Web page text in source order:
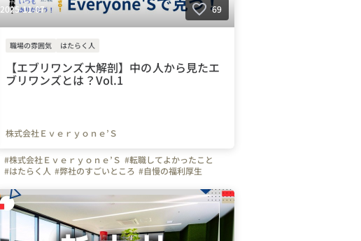
2025-11-07 69
職場の雰囲気 はたらく人
【エブリワンズ大解剖】中の人から見たエ
ブリワンズとは？Vol.1
株式会社Ｅｖｅｒｙｏｎｅ’Ｓ
#株式会社Ｅｖｅｒｙｏｎｅ’Ｓ #転職してよかったこと
#はたらく人 #弊社のすごいところ #自慢の福利厚生
#広島県 #岡山県 #岐阜県 #三重県 #静岡県 #名古屋市
#大阪市 #京都府 #兵庫県 #携帯 #スマホ #Wi-Fi
#インターネット
#エブリワンズの人たち